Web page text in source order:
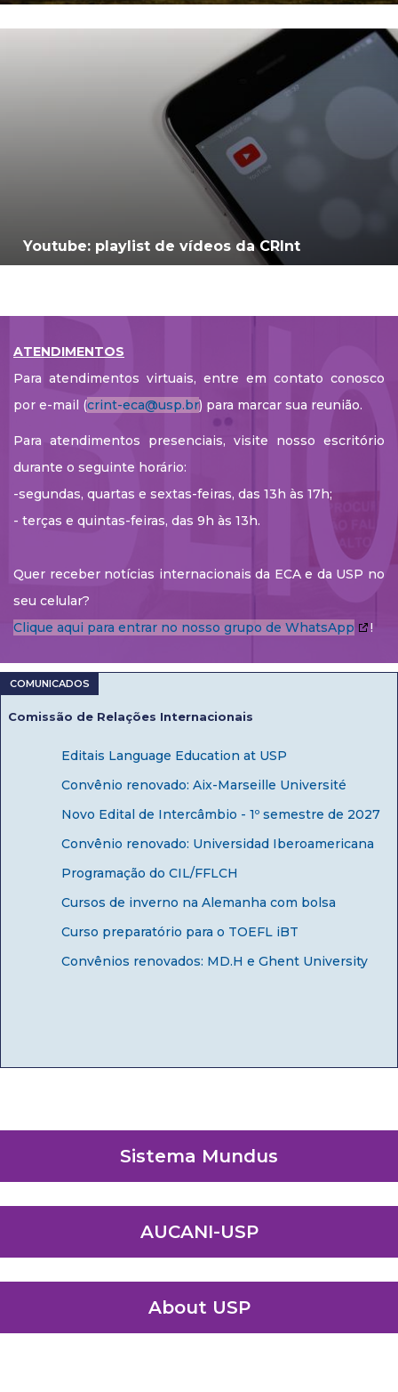
Youtube: playlist de vídeos da CRInt
ATENDIMENTOS
Para atendimentos virtuais, entre em contato conosco
por e-mail (crint-eca@usp.br) para marcar sua reunião.
Para atendimentos presenciais, visite nosso escritório
durante o seguinte horário:
-segundas, quartas e sextas-feiras, das 13h às 17h;
- terças e quintas-feiras, das 9h às 13h.
Quer receber notícias internacionais da ECA e da USP no
seu celular?
Clique aqui para entrar no nosso grupo de WhatsApp
!
Comissão de Relações Internacionais
Editais Language Education at USP
Convênio renovado: Aix-Marseille Université
Novo Edital de Intercâmbio - 1º semestre de 2027
Convênio renovado: Universidad Iberoamericana
Programação do CIL/FFLCH
Cursos de inverno na Alemanha com bolsa
Curso preparatório para o TOEFL iBT
Convênios renovados: MD.H e Ghent University
Sistema Mundus
AUCANI-USP
About USP